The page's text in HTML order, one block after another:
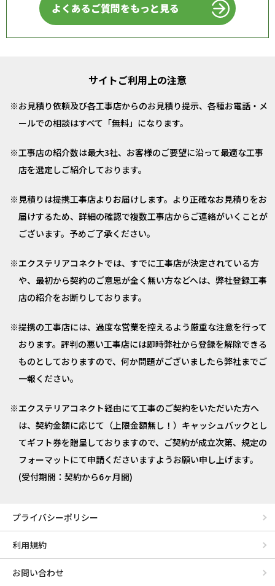
よくあるご質問をもっと見る
サイトご利用上の注意
お見積り依頼及び各工事店からのお見積り提示、各種お電話・メ
ールでの相談はすべて「無料」になります。
工事店の紹介数は最大3社、お客様のご要望に沿って最適な工事
店を選定しご紹介しております。
見積りは提携工事店よりお届けします。より正確なお見積りをお
届けするため、詳細の確認で複数工事店からご連絡がいくことが
ございます。予めご了承ください。
エクステリアコネクトでは、すでに工事店が決定されている方
や、最初から契約のご意思が全く無い方などへは、弊社登録工事
店の紹介をお断りしております。
提携の工事店には、過度な営業を控えるよう厳重な注意を行って
おります。評判の悪い工事店には即時弊社から登録を解除できる
ものとしておりますので、何か問題がございましたら弊社までご
一報ください。
エクステリアコネクト経由にて工事のご契約をいただいた方へ
は、契約金額に応じて（上限金額無し！）キャッシュバックとし
てギフト券を贈呈しておりますので、ご契約が成立次第、規定の
フォーマットにて申請くださいますようお願い申し上げます。
(受付期間：契約から6ヶ月間)
プライバシーポリシー
利用規約
お問い合わせ